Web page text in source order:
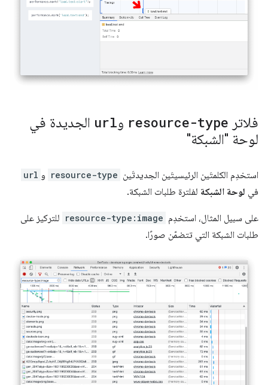
فلاتر resource-type وurl الجديدة في
لوحة "الشبكة"
استخدِم الكلمتَين الرئيسيتَين الجديدتَين resource-type و url
في لوحة الشبكة لفلترة طلبات الشبكة.
على سبيل المثال، استخدِم resource-type:image للتركيز على
طلبات الشبكة التي تتضمّن صورًا.